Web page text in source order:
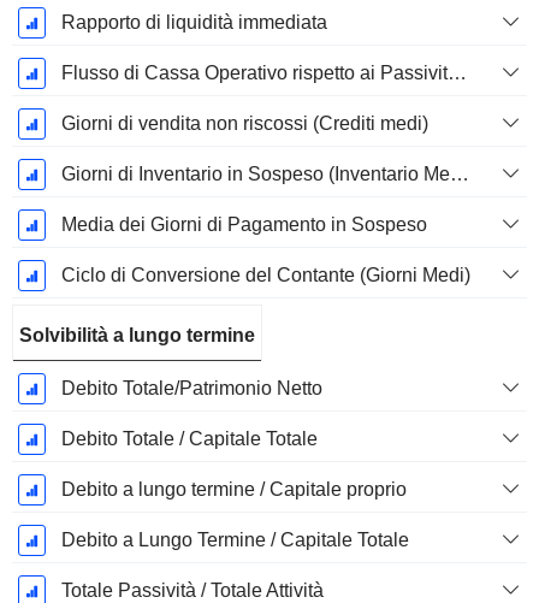
Rapporto di liquidità immediata
Flusso di Cassa Operativo rispetto ai Passività Correnti
Giorni di vendita non riscossi (Crediti medi)
Giorni di Inventario in Sospeso (Inventario Medio)
Media dei Giorni di Pagamento in Sospeso
Ciclo di Conversione del Contante (Giorni Medi)
Solvibilità a lungo termine
Debito Totale/Patrimonio Netto
Debito Totale / Capitale Totale
Debito a lungo termine / Capitale proprio
Debito a Lungo Termine / Capitale Totale
Totale Passività / Totale Attività